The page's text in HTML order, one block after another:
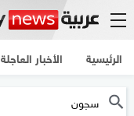
الرئيسية الأخبار العاجلة